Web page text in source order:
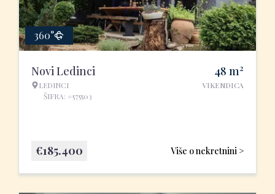
360°
Novi Ledinci
LEDINCI
ŠIFRA: #575503
48 m2
VIKENDICA
Više o nekretnini >
€185.400